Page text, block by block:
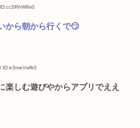
ID:ccSRhW9s0
から朝から行くで😏
ID:e3meVwfk0
楽しむ遊びやからアプリでええ